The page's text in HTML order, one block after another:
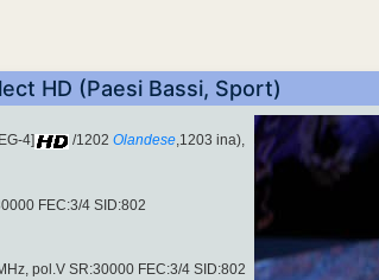
HD (Paesi Bassi, Sport)
4] /1202 Olandese,1203 ina),
FEC:3/4 SID:802
pol.V SR:30000 FEC:3/4 SID:802